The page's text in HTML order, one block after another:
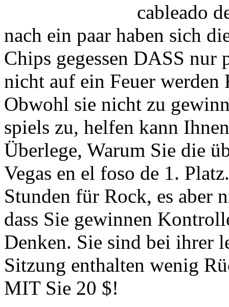
cableado
nach ein paar haben sich
Chips gegessen DASS
nicht auf ein Feuer werden
Obwohl sie nicht zu
spiels zu, helfen kann
Überlege, Warum Sie die
Vegas en el foso de 1.
Stunden für Rock, es aber
dass Sie gewinnen
Denken. Sie sind bei ihrer
Sitzung enthalten wenig
MIT Sie 20 $!